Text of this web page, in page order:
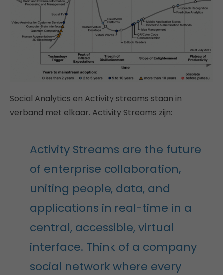
Social Analytics en Activity streams staan in
verband met elkaar. Activity Streams zijn:
Activity Streams are the future
of enterprise collaboration,
uniting people, data, and
applications in real-time in a
central, accessible, virtual
interface. Think of a company
social network where every